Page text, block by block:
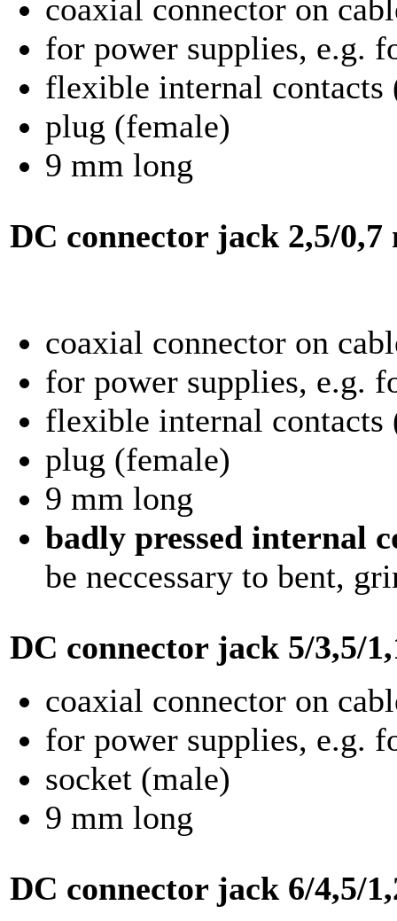
coaxial connector on
for power supplies, e.g.
flexible internal contacts
plug (female)
9 mm long
DC connector jack 2,5/
coaxial connector on
for power supplies, e.g.
flexible internal contacts
plug (female)
9 mm long
badly pressed internal
be neccessary to bent,
DC connector jack 5/3,5/
coaxial connector on
for power supplies, e.g.
socket (male)
9 mm long
DC connector jack 6/4,5/